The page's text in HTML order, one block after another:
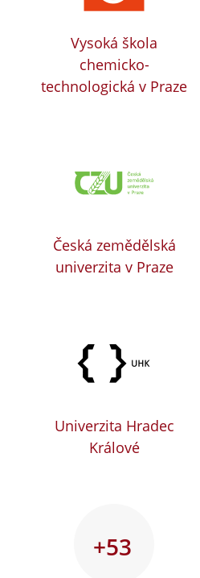
Vysoká škola
chemicko-
technologická v Praze
Česká zemědělská
univerzita v Praze
Univerzita Hradec
Králové
+53